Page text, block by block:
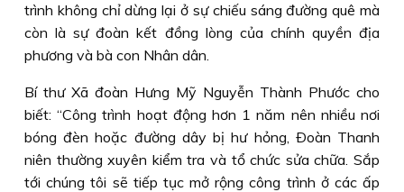
trình không chỉ dừng lại ở sự chiếu sáng đường quê mà
còn là sự đoàn kết đồng lòng của chính quyền địa
phương và bà con Nhân dân.
Bí thư Xã đoàn Hưng Mỹ Nguyễn Thành Phước cho
biết: “Công trình hoạt động hơn 1 năm nên nhiều nơi
bóng đèn hoặc đường dây bị hư hỏng, Ðoàn Thanh
niên thường xuyên kiểm tra và tổ chức sửa chữa. Sắp
tới chúng tôi sẽ tiếp tục mở rộng công trình ở các ấp